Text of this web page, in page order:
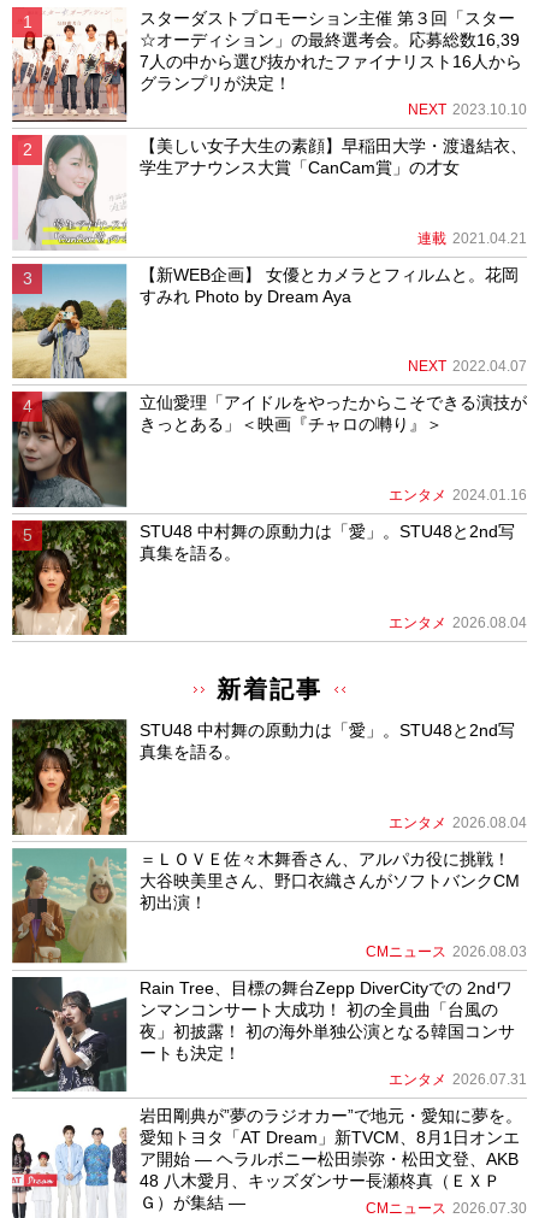
スターダストプロモーション主催 第３回「スター
☆オーディション」の最終選考会。応募総数16,39
7人の中から選び抜かれたファイナリスト16人から
グランプリが決定！
NEXT 2023.10.10
【美しい女子大生の素顔】早稲田大学・渡邉結衣、
学生アナウンス大賞「CanCam賞」の才女
連載 2021.04.21
【新WEB企画】 女優とカメラとフィルムと。花岡
すみれ Photo by Dream Aya
NEXT 2022.04.07
立仙愛理「アイドルをやったからこそできる演技が
きっとある」＜映画『チャロの囀り』＞
エンタメ 2024.01.16
STU48 中村舞の原動力は「愛」。STU48と2nd写
真集を語る。
エンタメ 2026.08.04
新着記事
STU48 中村舞の原動力は「愛」。STU48と2nd写
真集を語る。
エンタメ 2026.08.04
＝ＬＯＶＥ佐々木舞香さん、アルパカ役に挑戦！
大谷映美里さん、野口衣織さんがソフトバンクCM
初出演！
CMニュース 2026.08.03
Rain Tree、目標の舞台Zepp DiverCityでの 2ndワ
ンマンコンサート大成功！ 初の全員曲「台風の
夜」初披露！ 初の海外単独公演となる韓国コンサ
ートも決定！
エンタメ 2026.07.31
岩田剛典が”夢のラジオカー”で地元・愛知に夢を。
愛知トヨタ「AT Dream」新TVCM、8月1日オンエ
ア開始 ― ヘラルボニー松田崇弥・松田文登、AKB
48 八木愛月、キッズダンサー長瀬柊真（ＥＸＰ
Ｇ）が集結 ―
CMニュース 2026.07.30